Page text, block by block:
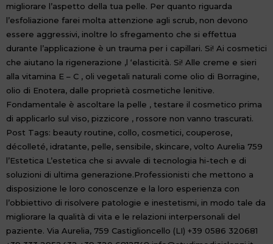
migliorare l’aspetto della tua pelle. Per quanto riguarda
l’esfoliazione farei molta attenzione agli scrub, non devono
essere aggressivi, inoltre lo sfregamento che si effettua
durante l’applicazione è un trauma per i capillari. Si! Ai cosmetici
che aiutano la rigenerazione ,l ‘elasticità. Si! Alle creme e sieri
alla vitamina E – C , oli vegetali naturali come olio di Borragine,
olio di Enotera, dalle proprietà cosmetiche lenitive.
Fondamentale è ascoltare la pelle , testare il cosmetico prima
di applicarlo sul viso, pizzicore , rossore non vanno trascurati.
Post Tags: beauty routine, collo, cosmetici, couperose,
décolleté, idratante, pelle, sensibile, skincare, volto Aurelia 759
l’Estetica L’estetica che si avvale di tecnologia hi-tech e di
soluzioni di ultima generazione.Professionisti che mettono a
disposizione le loro conoscenze e la loro esperienza con
l’obbiettivo di risolvere patologie e inestetismi, in modo tale da
migliorare la qualità di vita e le relazioni interpersonali del
paziente. Via Aurelia, 759 Castiglioncello (LI) +39 0586 320681